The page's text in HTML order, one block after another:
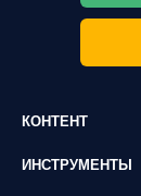
КОНТЕНТ
ИНСТРУМЕНТЫ